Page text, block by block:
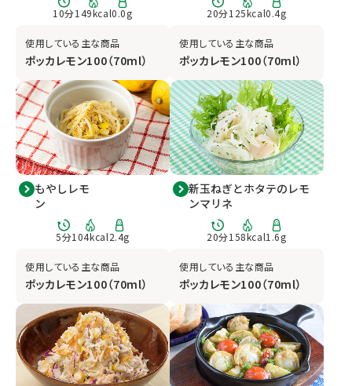
10分149kcal0.0g
使用している主な商品
ポッカレモン100（70ml）
20分125kcal0.4g
使用している主な商品
ポッカレモン100（70ml）
もやしレモ
ン
5分104kcal2.4g
使用している主な商品
ポッカレモン100（70ml）
新玉ねぎとホタテのレモ
ンマリネ
20分158kcal1.6g
使用している主な商品
ポッカレモン100（70ml）